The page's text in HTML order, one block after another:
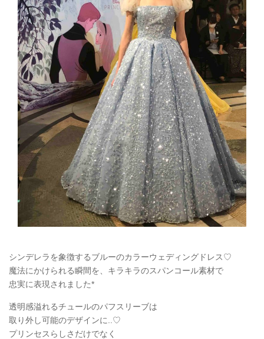
シンデレラを象徴するブルーのカラーウェディングドレス♡
魔法にかけられる瞬間を、キラキラのスパンコール素材で
忠実に表現されました*
透明感溢れるチュールのパフスリーブは
取り外し可能のデザインに..♡
プリンセスらしさだけでなく